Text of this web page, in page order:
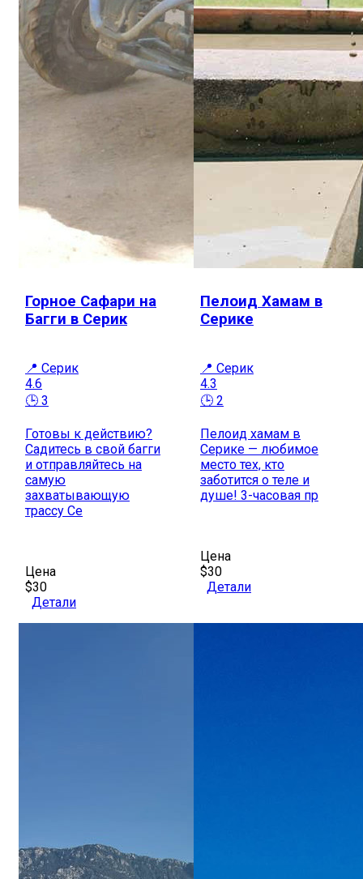
Горное Сафари на
Багги в Серик
📍 Серик
4.6
🕒 3
Готовы к действию?
Садитесь в свой багги
и отправляйтесь на
самую
захватывающую
трассу Се
Цена
$30
Детали
Пелоид Хамам в
Серике
📍 Серик
4.3
🕒 2
Пелоид хамам в
Серике — любимое
место тех, кто
заботится о теле и
душе! 3-часовая пр
Цена
$30
Детали